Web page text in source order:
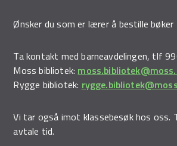
Vi tilbyr
Ønsker du som er lærer å bestille bøker
Ta kontakt med barneavdelingen, tlf
Moss bibliotek:
Rygge bibliotek:
Vi tar også imot klassebesøk hos oss.
avtale tid.